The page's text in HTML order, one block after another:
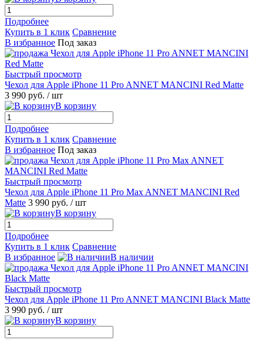
Подробнее
Купить в 1 клик Сравнение
В избранное Под заказ
Быстрый просмотр
Чехол для Apple iPhone 11 Pro ANNET MANCINI Red Matte
3 990 руб. / шт
В корзину
Подробнее
Купить в 1 клик Сравнение
В избранное Под заказ
Быстрый просмотр
Чехол для Apple iPhone 11 Pro Max ANNET MANCINI Red
Matte 3 990 руб. / шт
В корзину
Подробнее
Купить в 1 клик Сравнение
В избранное
В наличии
Быстрый просмотр
Чехол для Apple iPhone 11 Pro ANNET MANCINI Black Matte
3 990 руб. / шт
В корзину